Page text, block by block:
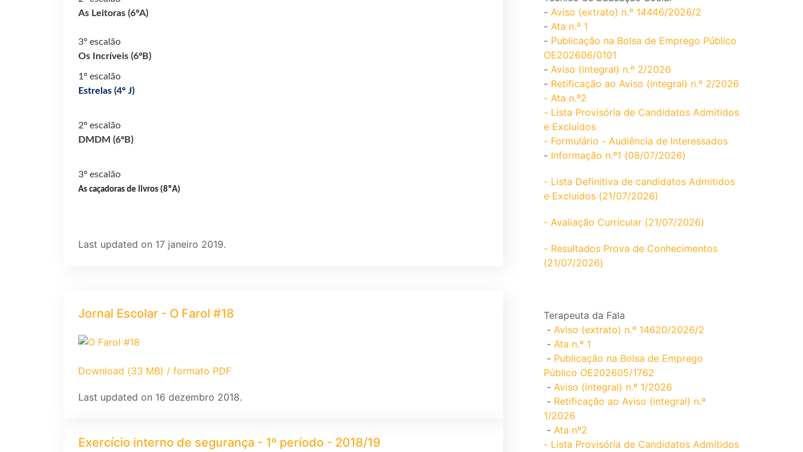
As Leitoras (6ºA)
3º escalão
Os Incríveis (6ºB)
1º escalão
Estrelas (4º J)
2º escalão
DMDM (6ºB)
3º escalão
As caçadoras de livros (8ºA)
Last updated on 17 janeiro 2019.
Jornal Escolar - O Farol #18
Download (33 MB) / formato PDF
Last updated on 16 dezembro 2018.
Exercício interno de segurança - 1º período - 2018/19
- Aviso (extrato) n.º 14446/2026/2
- Ata n.º 1
- Publicação na Bolsa de Emprego Público
OE202606/0101
- Aviso (integral) n.º 2/2026
- Retificação ao Aviso (integral) n.º 2/2026
- Ata n.º2
- Lista Provisória de Candidatos Admitidos
e Excluídos
- Formulário - Audiência de Interessados
- Informação n.º1 (08/07/2026)
- Lista Definitiva de candidatos Admitidos
e Excluídos (21/07/2026)
- Avaliação Curricular (21/07/2026)
- Resultados Prova de Conhecimentos
(21/07/2026)
Terapeuta da Fala
- Aviso (extrato) n.º 14620/2026/2
- Ata n.º 1
- Publicação na Bolsa de Emprego
Público OE202605/1762
- Aviso (integral) n.º 1/2026
- Retificação ao Aviso (integral) n.º
1/2026
- Ata nº2
- Lista Provisória de Candidatos Admitidos